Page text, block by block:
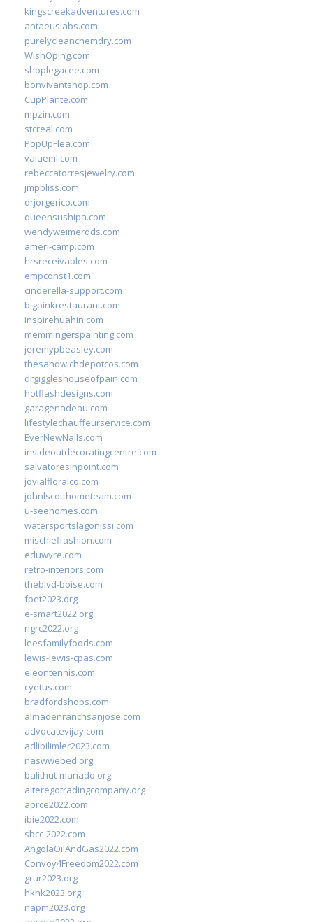
kingscreekadventures.com
antaeuslabs.com
purelycleanchemdry.com
WishOping.com
shoplegacee.com
bonvivantshop.com
CupPlante.com
mpzin.com
stcreal.com
PopUpFlea.com
valueml.com
rebeccatorresjewelry.com
jmpbliss.com
drjorgerico.com
queensushipa.com
wendyweimerdds.com
ameri-camp.com
hrsreceivables.com
empconst1.com
cinderella-support.com
bigpinkrestaurant.com
inspirehuahin.com
memmingerspainting.com
jeremypbeasley.com
thesandwichdepotcos.com
drgiggleshouseofpain.com
hotflashdesigns.com
garagenadeau.com
lifestylechauffeurservice.com
EverNewNails.com
insideoutdecoratingcentre.com
salvatoresinpoint.com
jovialfloralco.com
johnlscotthometeam.com
u-seehomes.com
watersportslagonissi.com
mischieffashion.com
eduwyre.com
retro-interiors.com
theblvd-boise.com
fpet2023.org
e-smart2022.org
ngrc2022.org
leesfamilyfoods.com
lewis-lewis-cpas.com
eleontennis.com
cyetus.com
bradfordshops.com
almadenranchsanjose.com
advocatevijay.com
adlibilimler2023.com
naswwebed.org
balithut-manado.org
alteregotradingcompany.org
aprce2022.com
ibie2022.com
sbcc-2022.com
AngolaOilAndGas2022.com
Convoy4Freedom2022.com
grur2023.org
hkhk2023.org
napm2023.org